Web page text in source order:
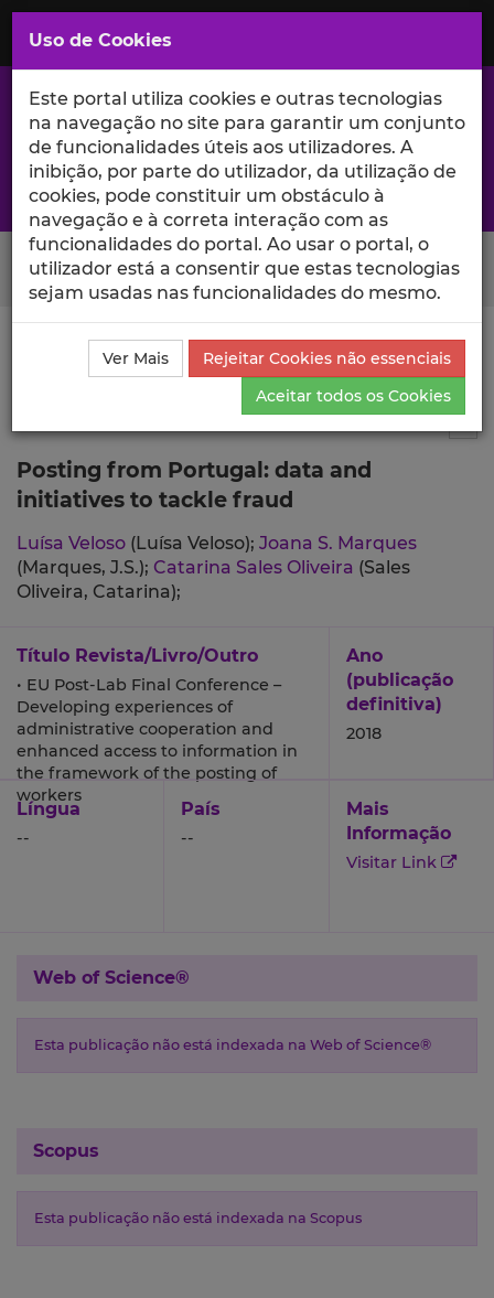
Saltar
para
Conteúdo
Principal
A excelência da investigação e ciência no Iscte
Search Button
Ciência_Iscte Publicações
Descrição Detalhada da
Publicação
Posting from Portugal: data and
initiatives to tackle fraud
Luísa Veloso (Luísa Veloso); Joana S. Marques
(Marques, J.S.); Catarina Sales Oliveira (Sales
Oliveira, Catarina);
Título Revista/Livro/Outro
• EU Post-Lab Final Conference –
Developing experiences of
administrative cooperation and
enhanced access to information in
the framework of the posting of
workers
Ano
(publicação
definitiva)
2018
Língua
--
País
--
Mais
Informação
Visitar Link
Web of Science®
Esta publicação não está indexada na Web of Science®
Scopus
Esta publicação não está indexada na Scopus
Uso de Cookies
Este portal utiliza cookies e outras tecnologias
na navegação no site para garantir um conjunto
de funcionalidades úteis aos utilizadores. A
inibição, por parte do utilizador, da utilização de
cookies, pode constituir um obstáculo à
navegação e à correta interação com as
funcionalidades do portal. Ao usar o portal, o
utilizador está a consentir que estas tecnologias
sejam usadas nas funcionalidades do mesmo.
Ver Mais
Rejeitar Cookies não essenciais
Aceitar todos os Cookies